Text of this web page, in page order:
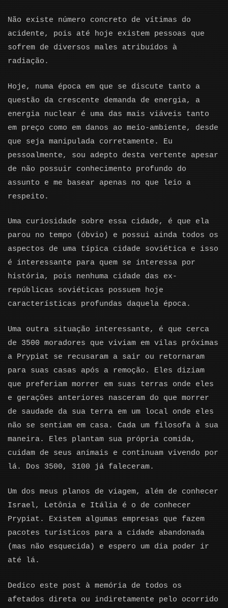
Não existe número concreto de vítimas do
acidente, pois até hoje existem pessoas que
sofrem de diversos males atribuídos à
radiação.
Hoje, numa época em que se discute tanto a
questão da crescente demanda de energia, a
energia nuclear é uma das mais viáveis tanto
em preço como em danos ao meio-ambiente, desde
que seja manipulada corretamente. Eu
pessoalmente, sou adepto desta vertente apesar
de não possuir conhecimento profundo do
assunto e me basear apenas no que leio a
respeito.
Uma curiosidade sobre essa cidade, é que ela
parou no tempo (óbvio) e possui ainda todos os
aspectos de uma típica cidade soviética e isso
é interessante para quem se interessa por
história, pois nenhuma cidade das ex-
repúblicas soviéticas possuem hoje
características profundas daquela época.
Uma outra situação interessante, é que cerca
de 3500 moradores que viviam em vilas próximas
a Prypiat se recusaram a sair ou retornaram
para suas casas após a remoção. Eles diziam
que preferiam morrer em suas terras onde eles
e gerações anteriores nasceram do que morrer
de saudade da sua terra em um local onde eles
não se sentiam em casa. Cada um filosofa à sua
maneira. Eles plantam sua própria comida,
cuidam de seus animais e continuam vivendo por
lá. Dos 3500, 3100 já faleceram.
Um dos meus planos de viagem, além de conhecer
Israel, Letônia e Itália é o de conhecer
Prypiat. Existem algumas empresas que fazem
pacotes turísticos para a cidade abandonada
(mas não esquecida) e espero um dia poder ir
até lá.
Dedico este post à memória de todos os
afetados direta ou indiretamente pelo ocorrido